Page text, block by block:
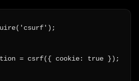
= csrf({ cookie: true });